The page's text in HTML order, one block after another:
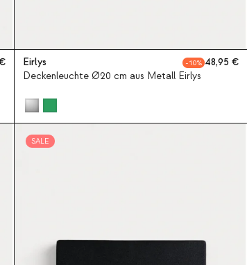
Eirlys 10
48,95
Deckenleuchte Ø20 cm aus Metall Eirlys
SALE